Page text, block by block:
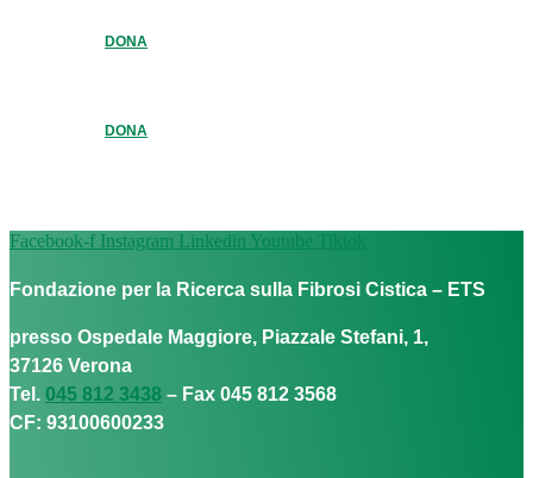
DONA
DONA
Facebook-f Instagram Linkedin Youtube Tiktok
Fondazione per la Ricerca sulla Fibrosi Cistica – ETS
presso Ospedale Maggiore, Piazzale Stefani, 1,
37126 Verona
Tel. 045 812 3438 – Fax 045 812 3568
CF: 93100600233